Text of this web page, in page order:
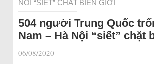
NỘI “SIẾT” CHẶT BIÊN GIỚI
504 người Trung Quốc
Nam – Hà Nội “siết” chặt
06/08/2020 |